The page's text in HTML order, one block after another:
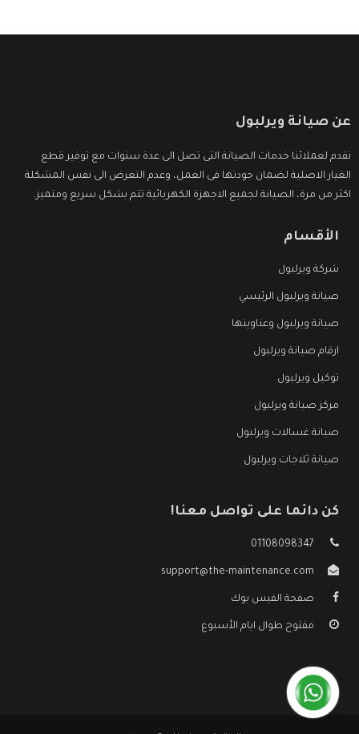
عن صيانة ويرلبول
نقدم لعملائنا خدمات الصيانة التى تصل الى عدة سنوات مع توفير قطع
الغيار الاصلية لضمان جودتها فى العمل، وعدم التعرض الى نفس المشكلة
اكثر من مرة، الصيانة لجميع الاجهزة الكهربائية تتم بشكل سريع ومتميز.
الأقسام
شركة ويرلبول
صيانة ويرلبول الرئيسي
صيانة ويرلبول وعناوينها
ارقام صيانة ويرلبول
توكيل ويرلبول
مركز صيانة ويرلبول
صيانة غسالات ويرلبول
صيانة ثلاجات ويرلبول
كن دائما على تواصل معنا!
01108098347
support@the-maintenance.com
صفحة الفيس بوك
مفتوح طوال ايام الأسبوع